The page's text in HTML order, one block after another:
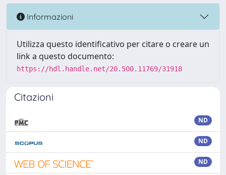
Informazioni
Utilizza questo identificativo per citare o creare un
link a questo documento:
https://hdl.handle.net/20.500.11769/31918
Citazioni
ND
ND
ND